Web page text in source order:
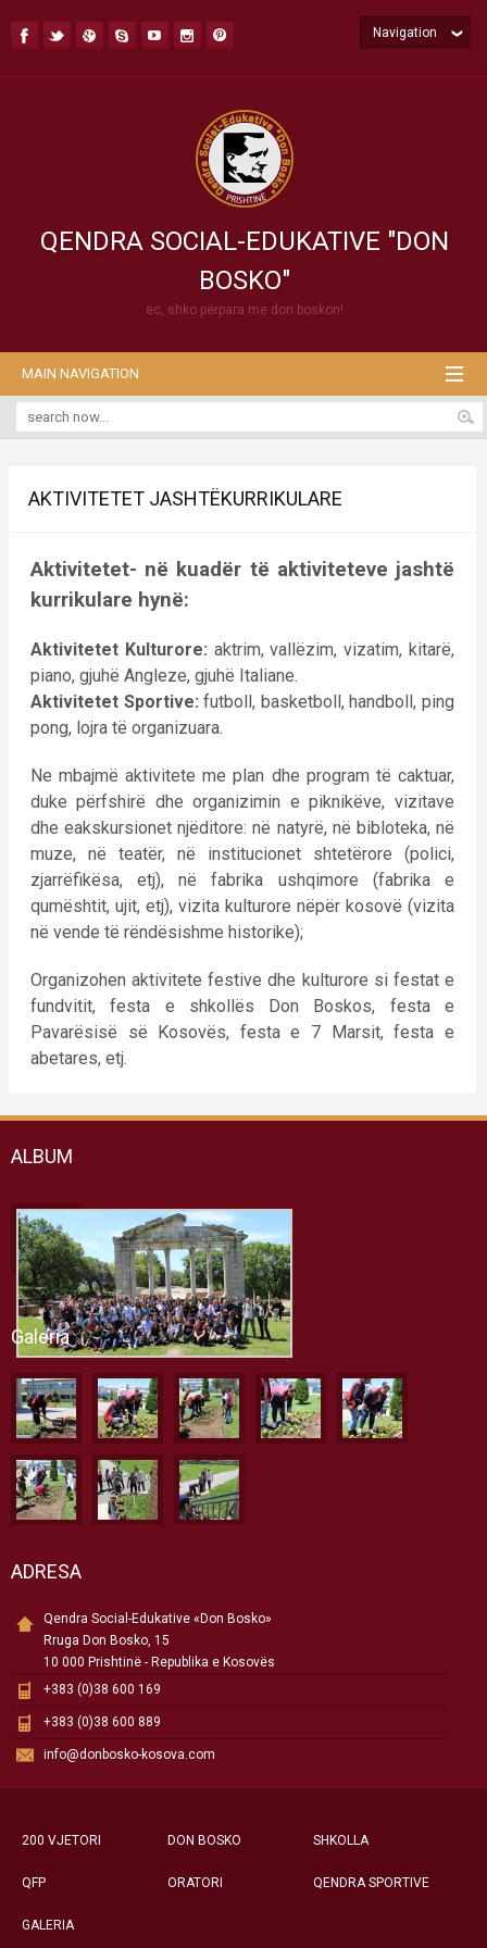
QENDRA SOCIAL-EDUKATIVE "DON
BOSKO"
ec, shko përpara me don boskon!
Navigation
MAIN NAVIGATION
AKTIVITETET JASHTËKURRIKULARE
Aktivitetet- në kuadër të aktiviteteve jashtë
kurrikulare hynë:
Aktivitetet Kulturore: aktrim, vallëzim, vizatim, kitarë,
piano, gjuhë Angleze, gjuhë Italiane.
Aktivitetet Sportive: futboll, basketboll, handboll, ping
pong, lojra të organizuara.
Ne mbajmë aktivitete me plan dhe program të caktuar,
duke përfshirë dhe organizimin e piknikëve, vizitave
dhe eakskursionet njëditore: në natyrë, në bibloteka, në
muze, në teatër, në institucionet shtetërore (polici,
zjarrëfikësa, etj), në fabrika ushqimore (fabrika e
qumështit, ujit, etj), vizita kulturore nëpër kosovë (vizita
në vende të rëndësishme historike);
Organizohen aktivitete festive dhe kulturore si festat e
fundvitit, festa e shkollës Don Boskos, festa e
Pavarësisë së Kosovës, festa e 7 Marsit, festa e
abetares, etj.
ALBUM
Galeria
ADRESA
Qendra Social-Edukative «Don Bosko»
Rruga Don Bosko, 15
10 000 Prishtinë - Republika e Kosovës
+383 (0)38 600 169
+383 (0)38 600 889
info@donbosko-kosova.com
200 VJETORI DON BOSKO SHKOLLA
QFP ORATORI QENDRA SPORTIVE
GALERIA